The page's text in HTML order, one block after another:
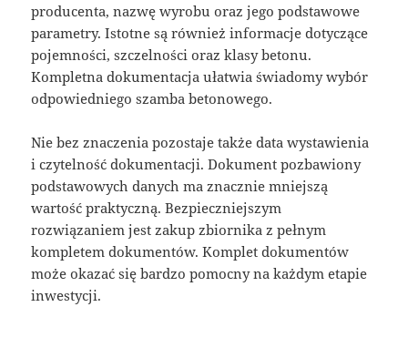
producenta, nazwę wyrobu oraz jego podstawowe
parametry. Istotne są również informacje dotyczące
pojemności, szczelności oraz klasy betonu.
Kompletna dokumentacja ułatwia świadomy wybór
odpowiedniego szamba betonowego.
Nie bez znaczenia pozostaje także data wystawienia
i czytelność dokumentacji. Dokument pozbawiony
podstawowych danych ma znacznie mniejszą
wartość praktyczną. Bezpieczniejszym
rozwiązaniem jest zakup zbiornika z pełnym
kompletem dokumentów. Komplet dokumentów
może okazać się bardzo pomocny na każdym etapie
inwestycji.